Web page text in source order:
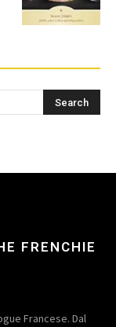
FRENCHIE
Francese. Dal